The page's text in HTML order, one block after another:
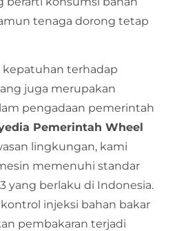
tenaga dorong tetap
kepatuhan terhadap
juga merupakan
pengadaan pemerintah
Pemerintah Wheel
lingkungan, kami
memenuhi standar
yang berlaku di Indonesia.
injeksi bahan bakar
pembakaran terjadi